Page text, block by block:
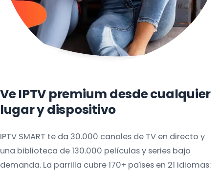
Ve IPTV premium desde cualquier
lugar y dispositivo
IPTV SMART te da 30.000 canales de TV en directo y
una biblioteca de 130.000 películas y series bajo
demanda. La parrilla cubre 170+ países en 21 idiomas: